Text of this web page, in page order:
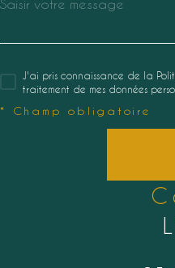
J'ai pris connaissance de la
traitement de mes données
* Champ obligatoire